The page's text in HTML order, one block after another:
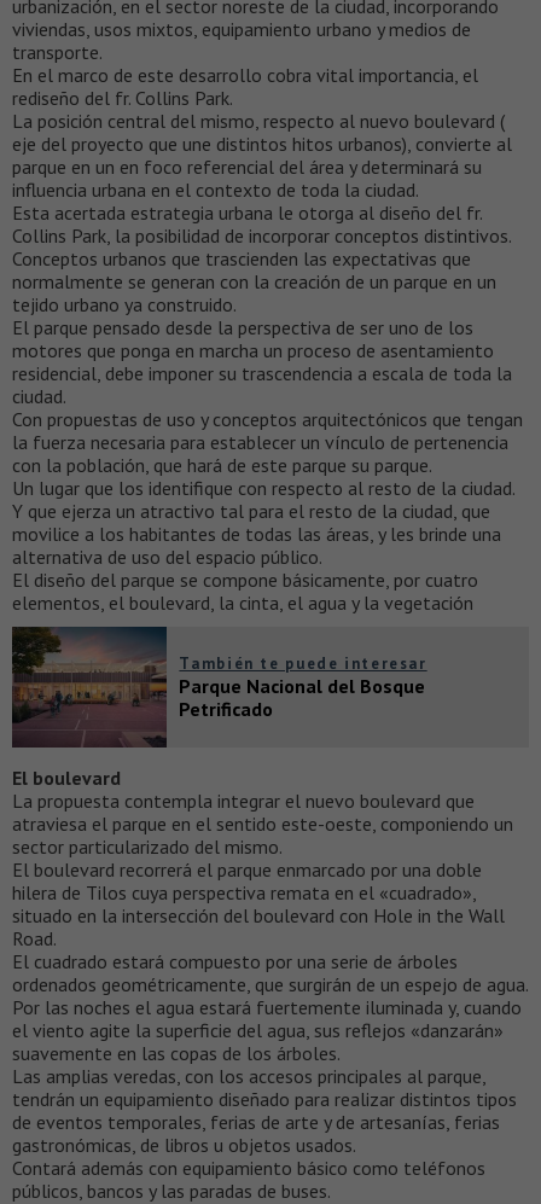
urbanización, en el sector noreste de la ciudad, incorporando
viviendas, usos mixtos, equipamiento urbano y medios de
transporte.
En el marco de este desarrollo cobra vital importancia, el
rediseño del fr. Collins Park.
La posición central del mismo, respecto al nuevo boulevard (
eje del proyecto que une distintos hitos urbanos), convierte al
parque en un en foco referencial del área y determinará su
influencia urbana en el contexto de toda la ciudad.
Esta acertada estrategia urbana le otorga al diseño del fr.
Collins Park, la posibilidad de incorporar conceptos distintivos.
Conceptos urbanos que trascienden las expectativas que
normalmente se generan con la creación de un parque en un
tejido urbano ya construido.
El parque pensado desde la perspectiva de ser uno de los
motores que ponga en marcha un proceso de asentamiento
residencial, debe imponer su trascendencia a escala de toda la
ciudad.
Con propuestas de uso y conceptos arquitectónicos que tengan
la fuerza necesaria para establecer un vínculo de pertenencia
con la población, que hará de este parque su parque.
Un lugar que los identifique con respecto al resto de la ciudad.
Y que ejerza un atractivo tal para el resto de la ciudad, que
movilice a los habitantes de todas las áreas, y les brinde una
alternativa de uso del espacio público.
El diseño del parque se compone básicamente, por cuatro
elementos, el boulevard, la cinta, el agua y la vegetación
También te puede interesar
Parque Nacional del Bosque
Petrificado
El boulevard
La propuesta contempla integrar el nuevo boulevard que
atraviesa el parque en el sentido este-oeste, componiendo un
sector particularizado del mismo.
El boulevard recorrerá el parque enmarcado por una doble
hilera de Tilos cuya perspectiva remata en el «cuadrado»,
situado en la intersección del boulevard con Hole in the Wall
Road.
El cuadrado estará compuesto por una serie de árboles
ordenados geométricamente, que surgirán de un espejo de agua.
Por las noches el agua estará fuertemente iluminada y, cuando
el viento agite la superficie del agua, sus reflejos «danzarán»
suavemente en las copas de los árboles.
Las amplias veredas, con los accesos principales al parque,
tendrán un equipamiento diseñado para realizar distintos tipos
de eventos temporales, ferias de arte y de artesanías, ferias
gastronómicas, de libros u objetos usados.
Contará además con equipamiento básico como teléfonos
públicos, bancos y las paradas de buses.